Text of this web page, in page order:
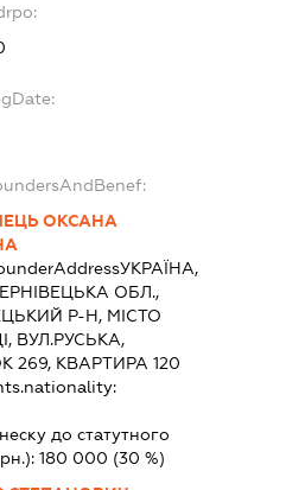
ОКСАНА
УКРАЇНА,
ОБЛ.,
Р-Н, МІСТО
ВУЛ.РУСЬКА,
269, КВАРТИРА 120
до статутного
180 000 (30 %)